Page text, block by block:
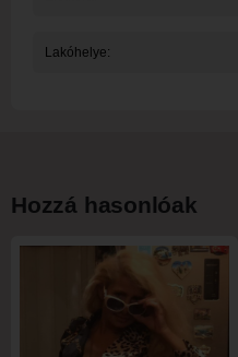
Lakóhelye:
Hozzá hasonlóak